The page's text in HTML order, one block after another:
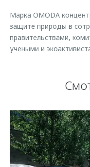
Марка OMODA
защите природы в
правительствами,
учеными и